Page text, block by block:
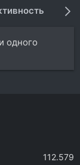
одного
112.579